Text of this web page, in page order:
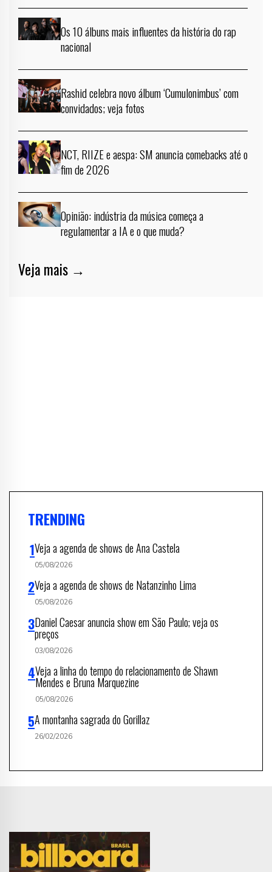
Os 10 álbuns mais influentes da história do rap
nacional
Rashid celebra novo álbum ‘Cumulonimbus’ com
convidados; veja fotos
NCT, RIIZE e aespa: SM anuncia comebacks até o
fim de 2026
Opinião: indústria da música começa a
regulamentar a IA e o que muda?
Veja mais →
TRENDING
Veja a agenda de shows de Ana Castela
05/08/2026
Veja a agenda de shows de Natanzinho Lima
05/08/2026
Daniel Caesar anuncia show em São Paulo; veja os
preços
03/08/2026
Veja a linha do tempo do relacionamento de Shawn
Mendes e Bruna Marquezine
05/08/2026
A montanha sagrada do Gorillaz
26/02/2026